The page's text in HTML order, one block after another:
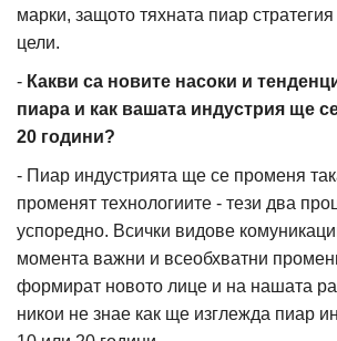
марки, защото тяхната пиар
цели.
- Какви са новите насоки и
пиара и как вашата индустрия ще
20 години?
- Пиар индустрията ще се променя
променят технологиите - тези два
успоредно. Всички видове
момента важни и всеобхватни
формират новото лице и на нашата
никои не знае как ще изглежда пиар